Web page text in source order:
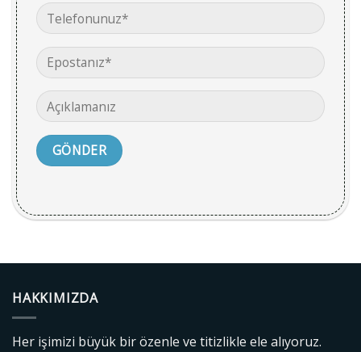
HAKKIMIZDA
Her işimizi büyük bir özenle ve titizlikle ele alıyoruz.